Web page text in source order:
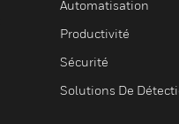
Automatisation
Productivité
Sécurité
Solutions De